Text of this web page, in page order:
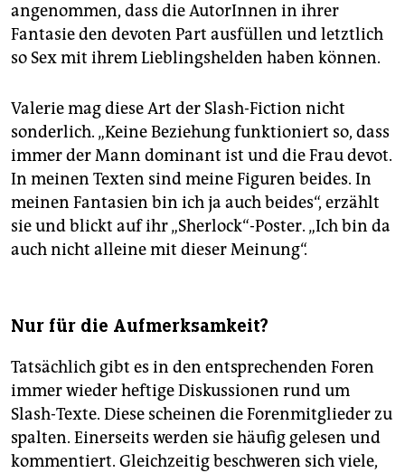
angenommen, dass die AutorInnen in ihrer
Fantasie den devoten Part ausfüllen und letztlich
so Sex mit ihrem Lieblingshelden haben können.
Valerie mag diese Art der Slash-Fiction nicht
sonderlich. „Keine Beziehung funktioniert so, dass
immer der Mann dominant ist und die Frau devot.
In meinen Texten sind meine Figuren beides. In
meinen Fantasien bin ich ja auch beides“, erzählt
sie und blickt auf ihr „Sherlock“-Poster. „Ich bin da
auch nicht alleine mit dieser Meinung“.
Nur für die Aufmerksamkeit?
Tatsächlich gibt es in den entsprechenden Foren
immer wieder heftige Diskussionen rund um
Slash-Texte. Diese scheinen die Forenmitglieder zu
spalten. Einerseits werden sie häufig gelesen und
kommentiert. Gleichzeitig beschweren sich viele,